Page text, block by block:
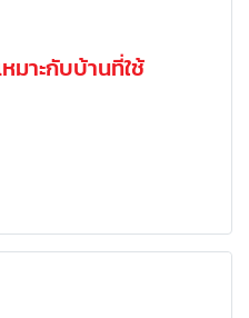
มาะกับบ้านที่ใช้